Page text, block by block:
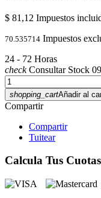
$ 81,12 Impuestos
70.535714 Impuestos
24 - 72 Horas
checkConsultar Stock
shopping_cartAñadir al
Compartir
Compartir
Tuitear
Calcula Tus Cuotas